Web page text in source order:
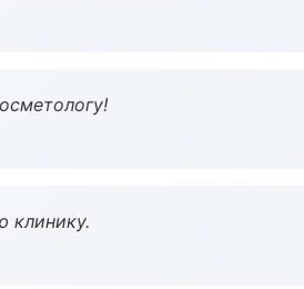
клинику.